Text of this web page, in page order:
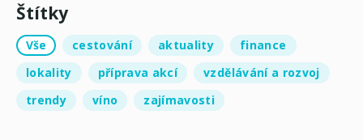
Štítky
Vše cestování aktuality
finance
lokality
příprava akcí
vzdělávání a rozvoj
trendy
víno zajímavosti